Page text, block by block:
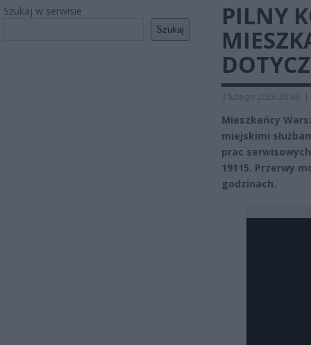
Szukaj w serwisie
Szukaj
PILNY
3 lutego 2026 20:49 |
Mieszkańcy
miejskimi
prac
19115. Przerwy
godzinach.